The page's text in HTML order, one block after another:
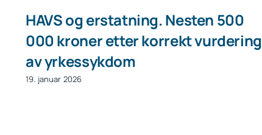
HAVS og erstatning. Nesten 500
000 kroner etter korrekt vurdering
av yrkessykdom
19. januar 2026